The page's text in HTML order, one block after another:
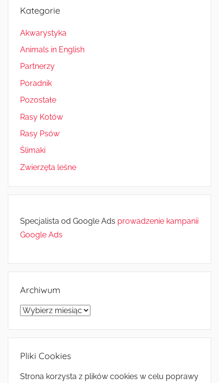
Kategorie
Akwarystyka
Animals in English
Partnerzy
Poradnik
Pozostałe
Rasy Kotów
Rasy Psów
Ślimaki
Zwierzęta leśne
Specjalista od Google Ads prowadzenie kampanii
Google Ads
Archiwum
Archiwum
Pliki Cookies
Strona korzysta z plików cookies w celu poprawy